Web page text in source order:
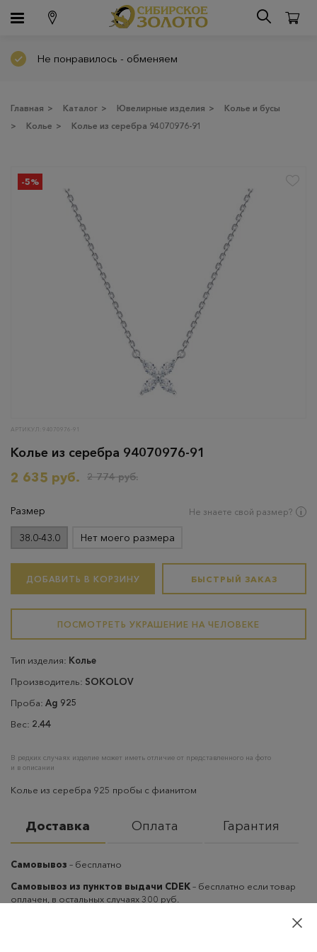
Не понравилось - обменяем
Главная > Каталог > Ювелирные изделия >
Колье и бусы
>
Колье > Колье из серебра 94070976-91
-5%
АРТИКУЛ: 94070976-91
Колье из серебра 94070976-91
2 635 руб.
2 774 руб.
Размер Не знаете свой размер?
38.0-43.0 Нет моего размера
ДОБАВИТЬ В КОРЗИНУ БЫСТРЫЙ ЗАКАЗ
ПОСМОТРЕТЬ УКРАШЕНИЕ НА ЧЕЛОВЕКЕ
Тип изделия: Колье
Производитель: SOKOLOV
Проба: Ag 925
Вес: 2.44
В редких случаях изделие может иметь отличие от представленного на фото
и в описании
Колье из серебра 925 пробы с фианитом
Доставка Оплата Гарантия
Самовывоз – бесплатно
Самовывоз из пунктов выдачи CDEK– бесплатно если товар
оплачен, в остальных случаях 300 руб.